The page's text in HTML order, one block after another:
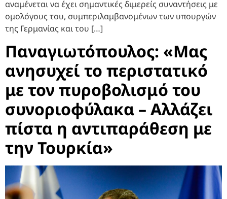
αναμένεται να έχει σημαντικές διμερείς συναντήσεις με
ομολόγους του, συμπεριλαμβανομένων των υπουργών
της Γερμανίας και του […]
Παναγιωτόπουλος: «Μας
ανησυχεί το περιστατικό
με τον πυροβολισμό του
συνοριοφύλακα – Αλλάζει
πίστα η αντιπαράθεση με
την Τουρκία»